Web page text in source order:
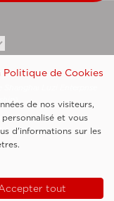
Luzi Enterprise
Politique de Cookies
de nos visiteurs,
et vous
d'informations sur les
tout